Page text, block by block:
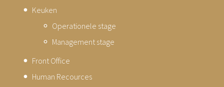
Keuken
Operationele stage
Management stage
Front Office
Human Recources